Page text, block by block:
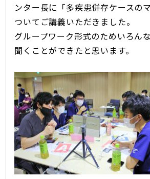
ンター長に「多疾患併存ケースの
ついてご講義いただきました。
グループワーク形式のためいろん
聞くことができたと思います。